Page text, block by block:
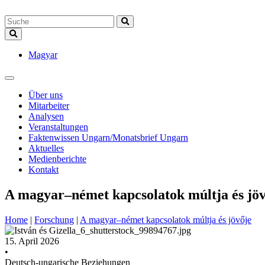
Magyar
Über uns
Mitarbeiter
Analysen
Veranstaltungen
Faktenwissen Ungarn/Monatsbrief Ungarn
Aktuelles
Medienberichte
Kontakt
A magyar–német kapcsolatok múltja és
Home | Forschung | A magyar–német kapcsolatok múltja és jövője
15. April 2026
•
Deutsch-ungarische Beziehungen